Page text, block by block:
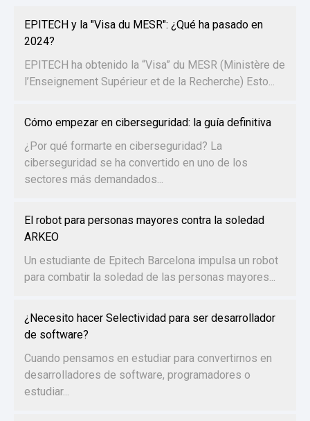
EPITECH y la "Visa du MESR": ¿Qué ha pasado en
2024?
EPITECH ha obtenido la “Visa” du MESR (Ministère de
l’Enseignement Supérieur et de la Recherche) Esto...
Cómo empezar en ciberseguridad: la guía definitiva
¿Por qué formarte en ciberseguridad? La
ciberseguridad se ha convertido en uno de los
sectores más demandados...
El robot para personas mayores contra la soledad
ARKEO
Un estudiante de Epitech Barcelona impulsa un robot
para combatir la soledad de las personas mayores...
¿Necesito hacer Selectividad para ser desarrollador
de software?
Cuando pensamos en estudiar para convertirnos en
desarrolladores de software, programadores o
estudiar...